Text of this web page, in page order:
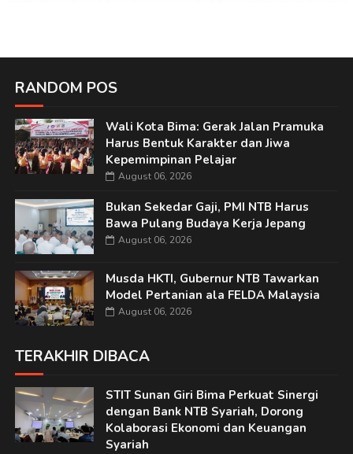
RANDOM POS
Wali Kota Bima: Gerak Jalan Pramuka
Harus Bentuk Karakter dan Jiwa
Kepemimpinan Pelajar
August 06, 2026
Bukan Sekedar Gaji, PMI NTB Harus
Bawa Pulang Budaya Kerja Jepang
August 06, 2026
Musda HKTI, Gubernur NTB Tawarkan
Model Pertanian ala FELDA Malaysia
August 06, 2026
TERAKHIR DIBACA
STIT Sunan Giri Bima Perkuat Sinergi
dengan Bank NTB Syariah, Dorong
Kolaborasi Ekonomi dan Keuangan
Syariah